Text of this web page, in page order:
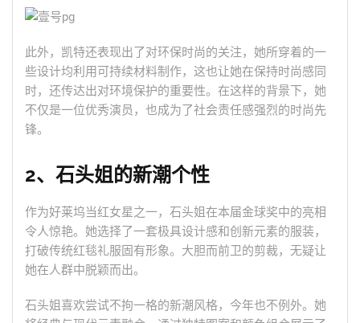
此外，凯特还表现出了对环保时尚的关注，她所穿着的一
些设计均利用可持续材料制作，这也让她在保持时尚感同
时，还传达出对环境保护的重要性。在这样的背景下，她
不仅是一位优秀演员，也成为了社会责任感强烈的时尚先
锋。
2、石头姐的新潮个性
作为好莱坞当红女星之一，石头姐在本届金球奖中的亮相
令人惊艳。她选择了一套极具设计感和创新元素的服装，
打破传统红毯礼服固有形象。大胆而前卫的剪裁，无疑让
她在人群中脱颖而出。
石头姐喜欢尝试不拘一格的新潮风格，今年也不例外。她